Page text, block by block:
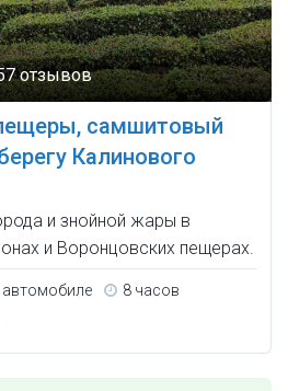
отзывов
самшитовый
Калинового
и знойной жары в
и Воронцовских пещерах.
8 часов